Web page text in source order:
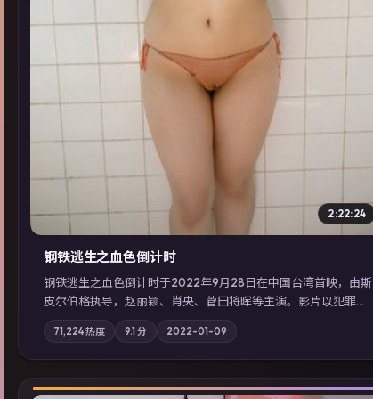
2:22:24
钢铁逃生之血色倒计时
钢铁逃生之血色倒计时于2022年9月28日在中国台湾首映，由斯
皮尔伯格执导，赵丽颖、肖央、菅田将晖等主演。影片以犯罪为
叙事主轴，失踪人口档案牵出跨国灰色产业链；摄影与配乐强化
地域气质；站内亦可通过「国产免费观看高清电视剧在线看」延
展检索同类型高分佳作，畅享高清在线追剧体验。
71,224热度 9.1 分 2022-01-09